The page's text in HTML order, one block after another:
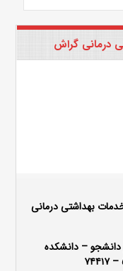
درمانی گراش
بهداشتی درمانی
دانشجو – دانشکده